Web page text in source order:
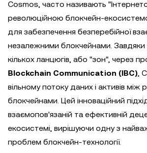
Cosmos, часто називають
революційною блокчейн-
для забезпечення безперебійної
незалежними блокчейнами.
кількох ланцюгів, або "зон", через
Blockchain Communication (IBC),
вільному потоку даних і активів між
блокчейнами. Цей інноваційний
взаємопов'язаній та ефективній
екосистемі, вирішуючи одну з
проблем блокчейн-технології.